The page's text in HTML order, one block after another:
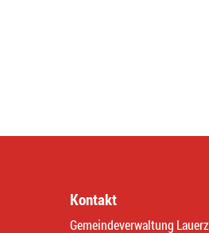
Kontakt
Gemeindeverwaltung Lauerz